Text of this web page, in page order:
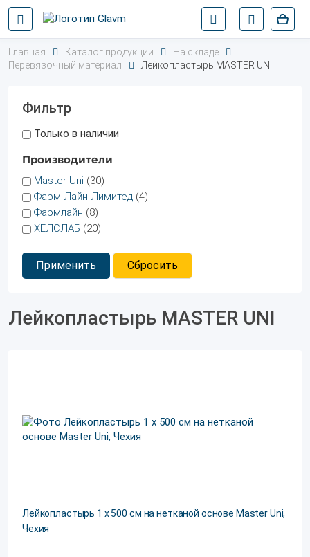
Главная Каталог продукции
На складе
Перевязочный материал
Лейкопластырь MASTER UNI
Фильтр
Только в наличии
Производители
Master Uni (30)
Фарм Лайн Лимитед (4)
Фармлайн (8)
ХЕЛСЛАБ (20)
Применить Сбросить
Лейкопластырь MASTER UNI
Лейкопластырь 1 х 500 см на нетканой основе Master Uni,
Чехия